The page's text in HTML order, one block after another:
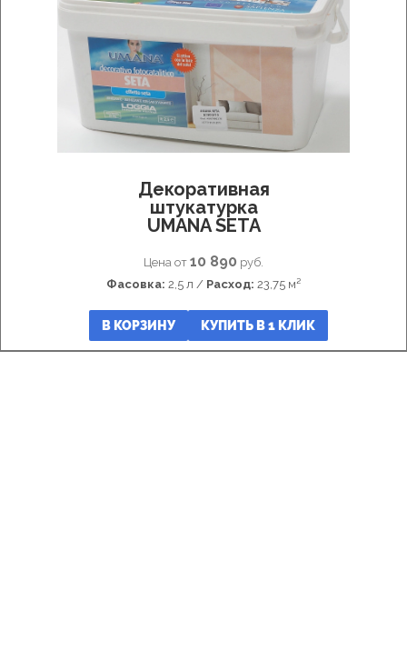
Декоративная
штукатурка
UMANA SETA
Цена от 10 890 руб.
Фасовка: 2,5 л / Расход: 23,75 м²
В КОРЗИНУ КУПИТЬ В 1 КЛИК